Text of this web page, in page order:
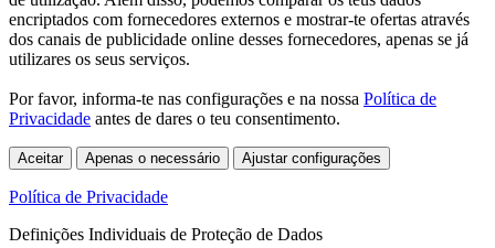
encriptados com fornecedores externos e mostrar-te ofertas através
dos canais de publicidade online desses fornecedores, apenas se já
utilizares os seus serviços.
Por favor, informa-te nas configurações e na nossa Política de
Privacidade antes de dares o teu consentimento.
Aceitar Apenas o necessário Ajustar configurações
Política de Privacidade
Definições Individuais de Proteção de Dados